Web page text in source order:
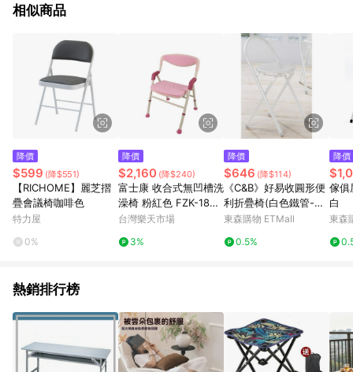
球嚴選、商城、專案商品、「草莓網」全館商品。 4. 如取消訂
回饋。 5. 點數回饋會扣除所有折扣優惠後之最終發票金額計算，
實際回饋請依LINE購物通知為主。 6. 訂單如有使用東森購物
ETMall站內之折扣優惠(包含但不限於東森幣、樂透金、東森現金
券等)，不具點數回饋資格。詳細請依東森購物ETMall之結帳頁面
顯示為準。 7. LINE購物設有「單一商品最高回饋點數」機制(特
殊活動時開放「回饋無上限」)，以同一訂單中同一商品不論件數
計算，並依訂單成立時間當下LINE購物所設定的回饋機制為準。
如顯示之商品規格、顏色、價位、贈品與東森購物ETMall銷售網
頁不符，以銷售網頁標示為準。 9. 若有贈點爭議，請務必於訂單
日期+180天以內至LINE購物客服洽詢；若超過180天(含)以上進
行申訴，恕無法贈點回饋。 10. 部分點數紅包僅限指定商品使
用，或不適用於無回饋商品。各點數紅包之適用商品與使用條件
請依點數紅包頁面規則為準。
相似商品
降價
$599 (降$551)
【RICHOME】麗芝摺
疊會議椅咖啡色
特力屋
0%
降價
$2,160 (降$240)
富士康 收合式無凹槽洗
澡椅 粉紅色 FZK-188
【杏一】
台灣樂天市場
3%
降價
$646 (降$114)
《C&B》好易收圓形便
利折疊椅(白色鐵管-二
入)
東森購物 ETMall
0.5%
降價
傢俱
白
東森
熱銷排行榜